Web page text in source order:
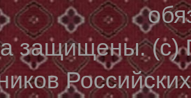
защищены. (с)